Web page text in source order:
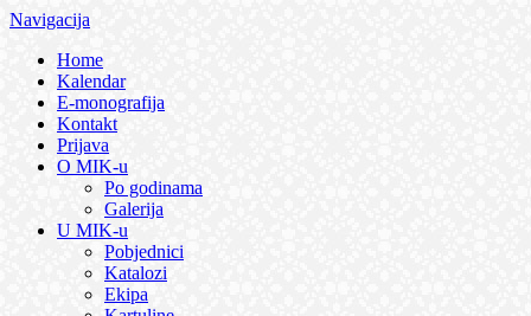
Navigacija
Home
Kalendar
E-monografija
Kontakt
Prijava
O MIK-u
Po godinama
Galerija
U MIK-u
Pobjednici
Katalozi
Ekipa